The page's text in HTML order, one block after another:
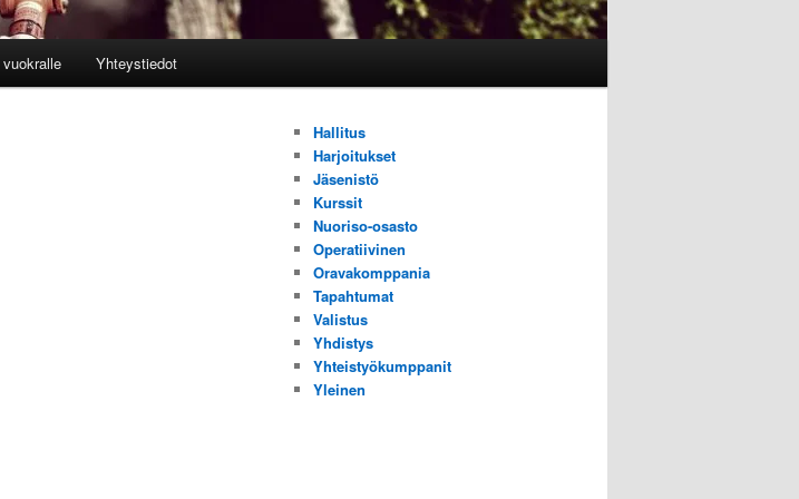
Yhteystiedot
Hallitus
Harjoitukset
Jäsenistö
Kurssit
Nuoriso-osasto
Operatiivinen
Oravakomppania
Tapahtumat
Valistus
Yhdistys
Yhteistyökumppanit
Yleinen